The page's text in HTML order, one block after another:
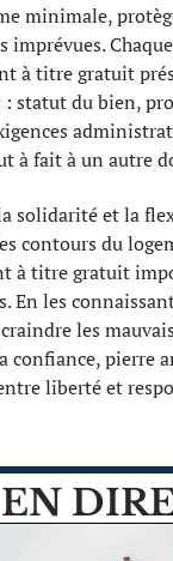
minimale,
imprévues.
à titre gratuit
statut du bien,
à fait à un autre
solidarité et la
contours du
à titre gratuit
En les
les
confiance, pierre
liberté et